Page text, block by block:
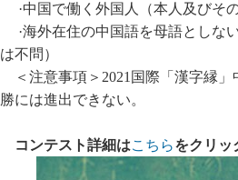
·中国で働く外国人（本人及びそ
·海外在住の中国語を母語としな
は不問）
＜注意事項＞2021国際「漢字縁
勝には進出できない。
コンテスト詳細はこちらをクリッ